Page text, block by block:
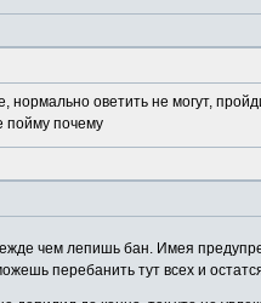
нормально оветить не могут,
пойму почему
чем лепишь бан. Имея
перебанить тут всех и